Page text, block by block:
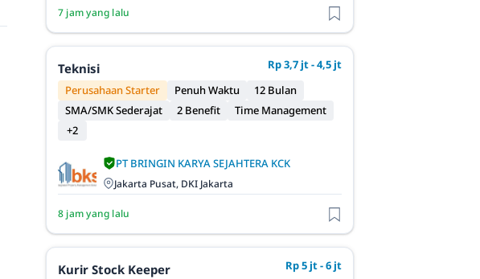
7 jam yang lalu
Teknisi
Rp 3,7 jt - 4,5 jt
Perusahaan Starter
Penuh Waktu
12 Bulan
SMA/SMK Sederajat
2 Benefit
Time Management
+2
PT BRINGIN KARYA SEJAHTERA KCK
Jakarta Pusat, DKI Jakarta
8 jam yang lalu
Kurir Stock Keeper
Rp 5 jt - 6 jt